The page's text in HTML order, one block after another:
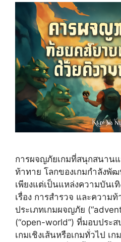
การผจญภัยเกมที่สนุกสนาน
ท้าทาย โลกของเกมกำลังพัฒ
เพียงแต่เป็นแหล่งความบันเ
เรื่อง การสำรวจ และความ
ประเภทเกมผจญภัย
(“open-world”) ที่มอบประ
เกมเชิงเส้นหรือเกมทั่วไป เ